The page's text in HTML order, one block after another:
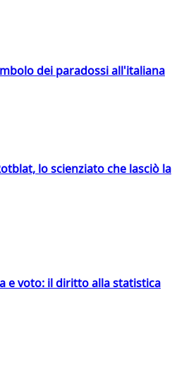
dei paradossi all'italiana
lo scienziato che lasciò la
e voto: il diritto alla statistica